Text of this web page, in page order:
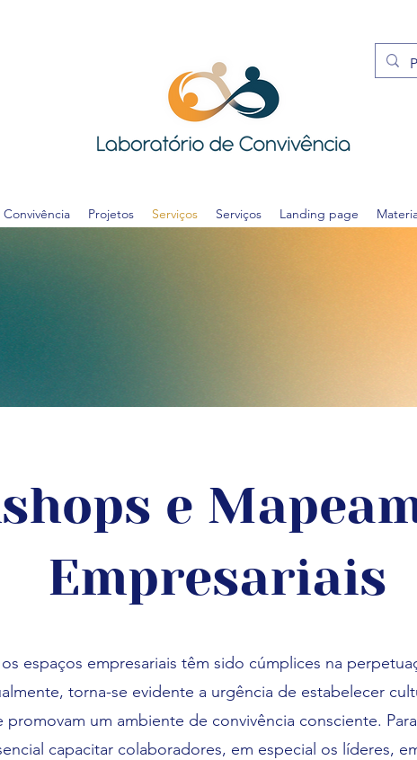
Projetos Serviços Serviços Landing page
e
Empresariais
espaços empresariais têm sido cúmplices na
torna-se evidente a urgência de estabelecer
promovam um ambiente de convivência consciente.
capacitar colaboradores, em especial os líderes,